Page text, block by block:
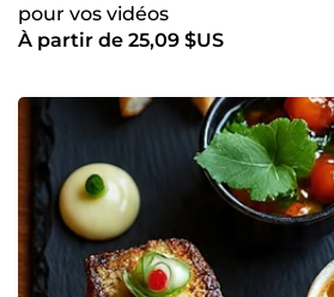
pour vos vidéos
À partir de 25,09 $US